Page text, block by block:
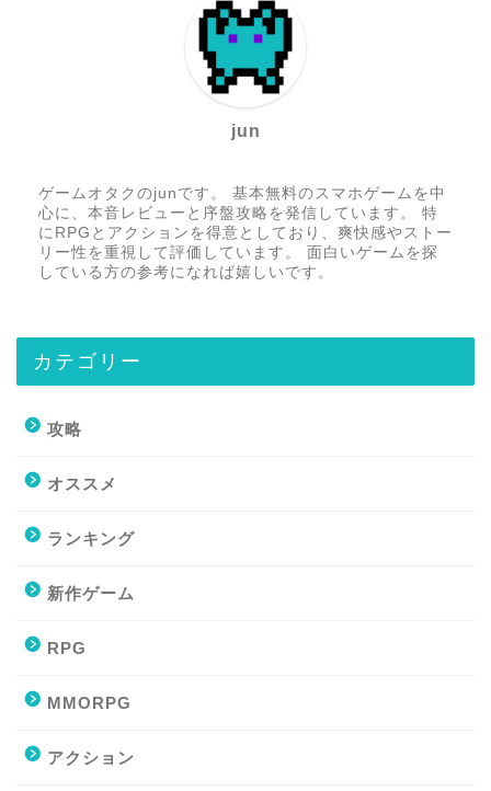
jun
ゲームオタクのjunです。 基本無料のスマホゲームを中
心に、本音レビューと序盤攻略を発信しています。 特
にRPGとアクションを得意としており、爽快感やストー
リー性を重視して評価しています。 面白いゲームを探
している方の参考になれば嬉しいです。
カテゴリー
攻略
オススメ
ランキング
新作ゲーム
RPG
MMORPG
アクション